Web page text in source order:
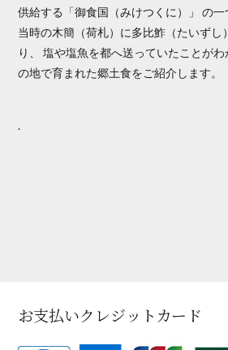
供給する「御食国（みけつくに）」 の一
当時の木簡（荷札）に多比鮓（たいずし
り、 塩や塩魚を都へ送っていたことが
の地で育まれた郷土食をご紹介します。
.
お支払いクレジットカード